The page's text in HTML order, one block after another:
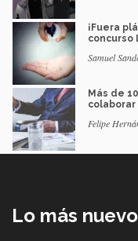
¡Fuera
concurso
Samuel
Más de
colaborar
Felipe
Lo más nuevo